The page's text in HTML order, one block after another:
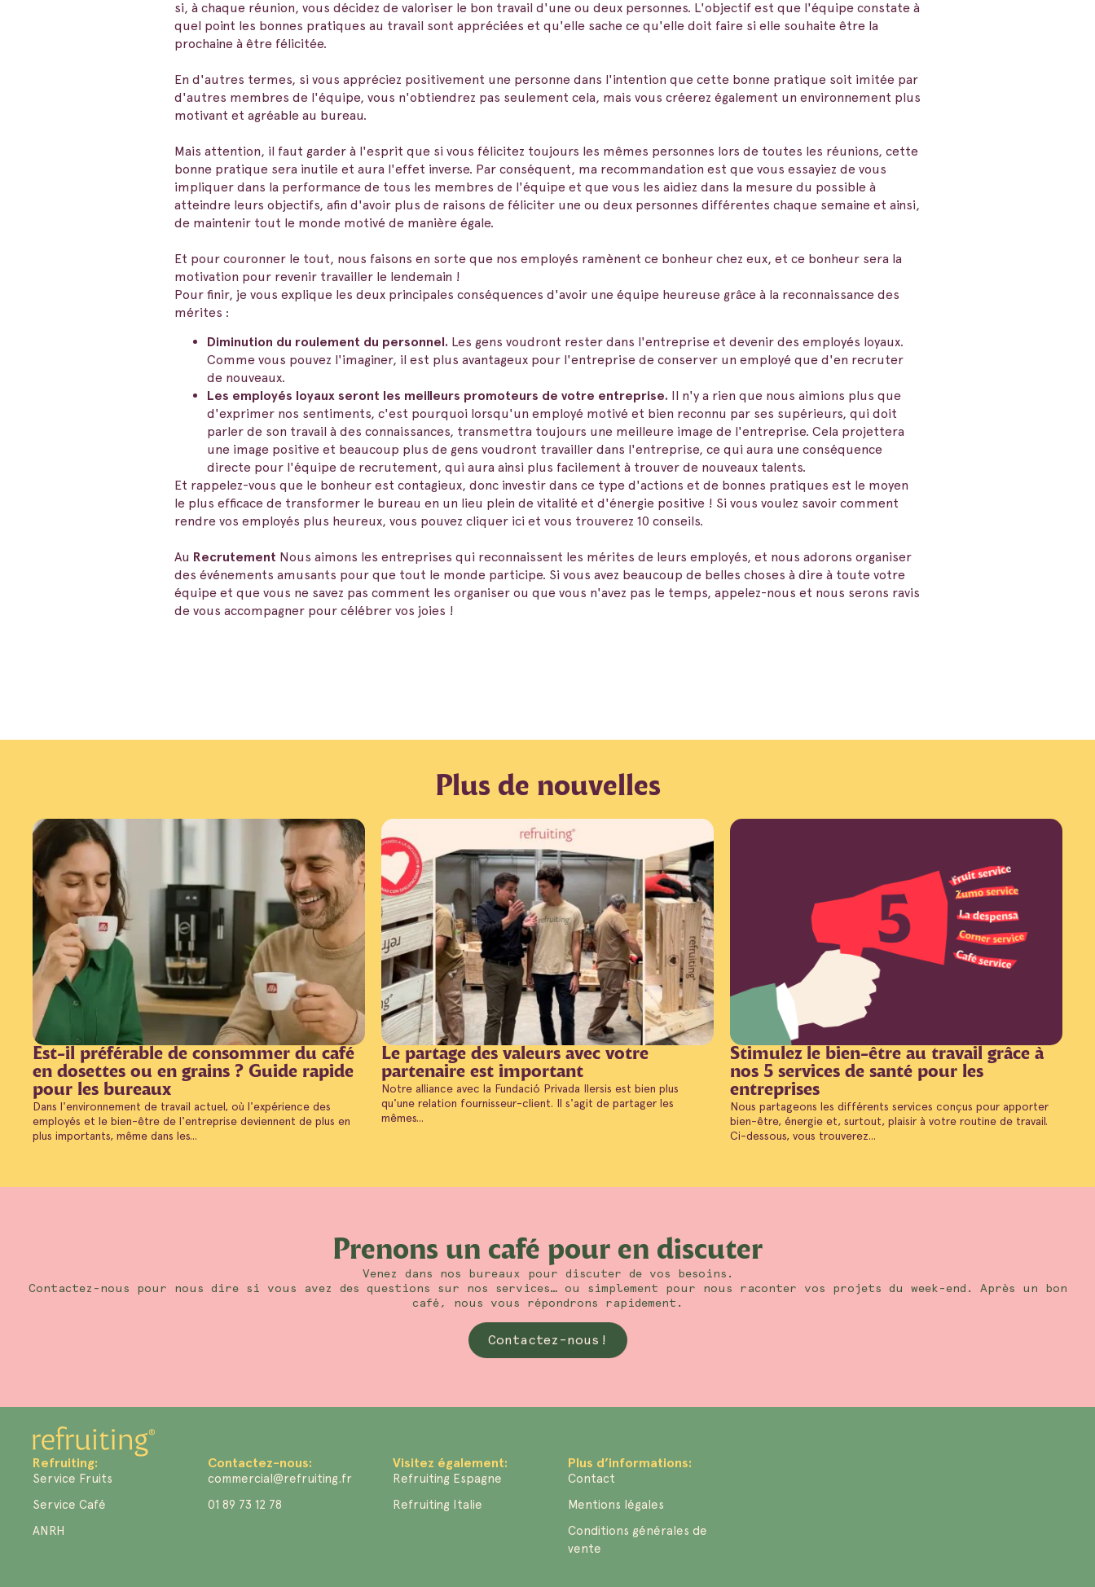
si, à chaque réunion, vous décidez de valoriser le bon travail d'une ou deux personnes. L'objectif est que l'équipe constate à
quel point les bonnes pratiques au travail sont appréciées et qu'elle sache ce qu'elle doit faire si elle souhaite être la
prochaine à être félicitée.
En d'autres termes, si vous appréciez positivement une personne dans l'intention que cette bonne pratique soit imitée par
d'autres membres de l'équipe, vous n'obtiendrez pas seulement cela, mais vous créerez également un environnement plus
motivant et agréable au bureau.
Mais attention, il faut garder à l'esprit que si vous félicitez toujours les mêmes personnes lors de toutes les réunions, cette
bonne pratique sera inutile et aura l'effet inverse. Par conséquent, ma recommandation est que vous essayiez de vous
impliquer dans la performance de tous les membres de l'équipe et que vous les aidiez dans la mesure du possible à
atteindre leurs objectifs, afin d'avoir plus de raisons de féliciter une ou deux personnes différentes chaque semaine et ainsi,
de maintenir tout le monde motivé de manière égale.
Et pour couronner le tout, nous faisons en sorte que nos employés ramènent ce bonheur chez eux, et ce bonheur sera la
motivation pour revenir travailler le lendemain !
Pour finir, je vous explique les deux principales conséquences d'avoir une équipe heureuse grâce à la reconnaissance des
mérites :
Diminution du roulement du personnel. Les gens voudront rester dans l'entreprise et devenir des employés loyaux.
Comme vous pouvez l'imaginer, il est plus avantageux pour l'entreprise de conserver un employé que d'en recruter
de nouveaux.
Les employés loyaux seront les meilleurs promoteurs de votre entreprise. Il n'y a rien que nous aimions plus que
d'exprimer nos sentiments, c'est pourquoi lorsqu'un employé motivé et bien reconnu par ses supérieurs, qui doit
parler de son travail à des connaissances, transmettra toujours une meilleure image de l'entreprise. Cela projettera
une image positive et beaucoup plus de gens voudront travailler dans l'entreprise, ce qui aura une conséquence
directe pour l'équipe de recrutement, qui aura ainsi plus facilement à trouver de nouveaux talents.
Et rappelez-vous que le bonheur est contagieux, donc investir dans ce type d'actions et de bonnes pratiques est le moyen
le plus efficace de transformer le bureau en un lieu plein de vitalité et d'énergie positive ! Si vous voulez savoir comment
rendre vos employés plus heureux, vous pouvez cliquer ici et vous trouverez 10 conseils.
Au Recrutement Nous aimons les entreprises qui reconnaissent les mérites de leurs employés, et nous adorons organiser
des événements amusants pour que tout le monde participe. Si vous avez beaucoup de belles choses à dire à toute votre
équipe et que vous ne savez pas comment les organiser ou que vous n'avez pas le temps, appelez-nous et nous serons ravis
de vous accompagner pour célébrer vos joies !
Plus de nouvelles
Est-il préférable de consommer du café
en dosettes ou en grains ? Guide rapide
pour les bureaux
Dans l'environnement de travail actuel, où l'expérience des
employés et le bien-être de l'entreprise deviennent de plus en
plus importants, même dans les...
Le partage des valeurs avec votre
partenaire est important
Notre alliance avec la Fundació Privada Ilersis est bien plus
qu'une relation fournisseur-client. Il s'agit de partager les
mêmes...
Stimulez le bien-être au travail grâce à
nos 5 services de santé pour les
entreprises
Nous partageons les différents services conçus pour apporter
bien-être, énergie et, surtout, plaisir à votre routine de travail.
Ci-dessous, vous trouverez...
Prenons un café pour en discuter
Venez dans nos bureaux pour discuter de vos besoins.
Contactez-nous pour nous dire si vous avez des questions sur nos services… ou simplement pour nous raconter vos projets du week-end. Après un bon
café, nous vous répondrons rapidement.
Contactez-nous!
Refruiting:
Service Fruits
Service Café
ANRH
Contactez-nous:
commercial@refruiting.fr
01 89 73 12 78
Visitez également:
Refruiting Espagne
Refruiting Italie
Plus d’informations:
Contact
Mentions légales
Conditions générales de
vente